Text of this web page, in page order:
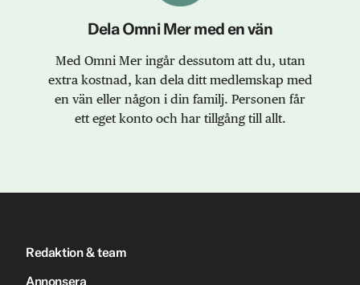
Dela Omni Mer med en vän
Med Omni Mer ingår dessutom att du, utan
extra kostnad, kan dela ditt medlemskap med
en vän eller någon i din familj. Personen får
ett eget konto och har tillgång till allt.
Redaktion & team
Annonsera